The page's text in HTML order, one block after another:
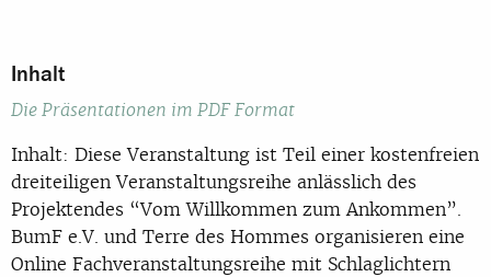
Inhalt
Die Präsentationen im PDF Format
Inhalt: Diese Veranstaltung ist Teil einer kostenfreien
dreiteiligen Veranstaltungsreihe anlässlich des
Projektendes “Vom Willkommen zum Ankommen”.
BumF e.V. und Terre des Hommes organisieren eine
Online Fachveranstaltungsreihe mit Schlaglichtern